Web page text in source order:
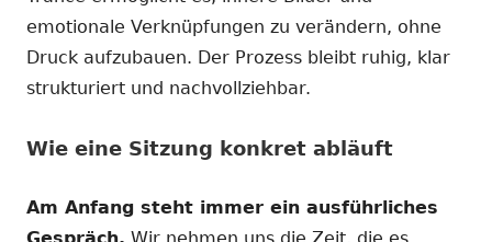
emotionale Verknüpfungen zu verändern, ohne
Druck aufzubauen. Der Prozess bleibt ruhig, klar
strukturiert und nachvollziehbar.
Wie eine Sitzung konkret abläuft
Am Anfang steht immer ein ausführliches